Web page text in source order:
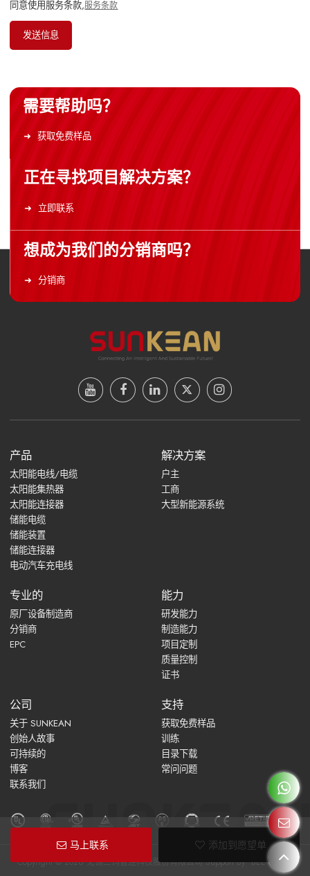
马上联系 添加到愿望单
同意使用服务条款,服务条款
发送信息
需要帮助吗？
获取免费样品
正在寻找项目解决方案？
立即联系
想成为我们的分销商吗？
分销商
产品
太阳能电线/电缆
太阳能集热器
太阳能连接器
储能电缆
储能装置
储能连接器
电动汽车充电线
解决方案
户主
工商
大型新能源系统
专业的
原厂设备制造商
分销商
EPC
能力
研发能力
制造能力
项目定制
质量控制
证书
公司
关于 SUNKEAN
创始人故事
可持续的
博客
联系我们
支持
获取免费样品
训练
目录下载
常问问题
Copyright © 2026无锡三钧智连科技股份有限公司Support By BEE Cloud